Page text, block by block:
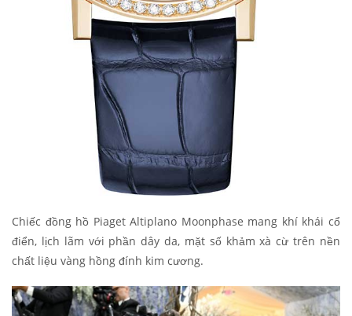
Chiếc đồng hồ Piaget Altiplano Moonphase mang khí khái cổ
điển, lịch lãm với phần dây da, mặt số khảm xà cừ trên nền
chất liệu vàng hồng đính kim cương.